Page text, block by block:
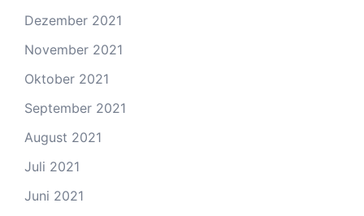
Dezember 2021
November 2021
Oktober 2021
September 2021
August 2021
Juli 2021
Juni 2021